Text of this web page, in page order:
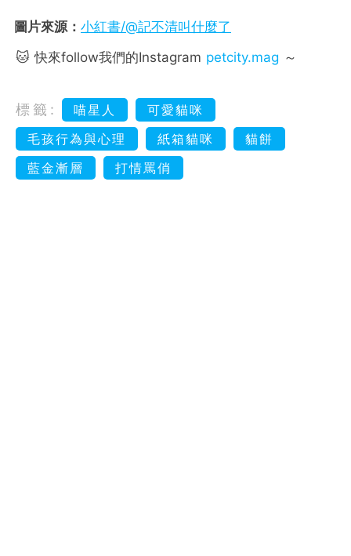
圖片來源： 小紅書/@記不清叫什麼了
🐱 快來follow我們的Instagram petcity.mag ～
標籤: 喵星人
可愛貓咪
毛孩行為與心理
紙箱貓咪
貓餅
藍金漸層
打情罵俏